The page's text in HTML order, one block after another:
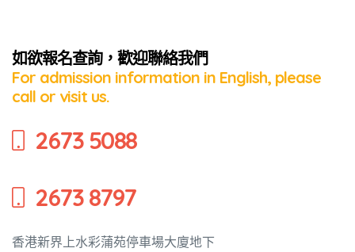
如欲報名查詢，歡迎聯絡我們
For admission information in English, please
call or visit us.
2673 5088
2673 8797
香港新界上水彩蒲苑停車場大廈地下